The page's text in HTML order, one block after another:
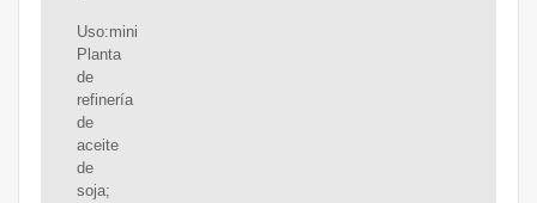
Uso:mini
Planta
de
refinería
de
aceite
de
soja;